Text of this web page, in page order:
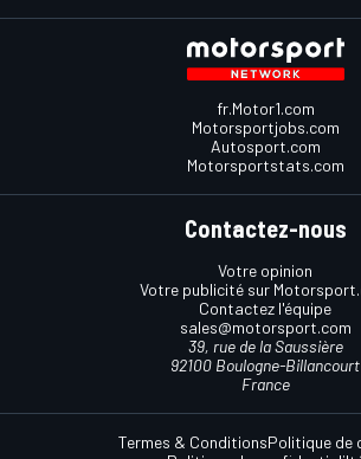
fr.Motor1.com
Motorsportjobs.com
Autosport.com
Motorsportstats.com
Contactez-nous
Votre opinion
Votre publicité sur
Contactez l'équipe
sales@motorsport.com
39, rue de la Saussière
92100 Boulogne-Billancourt
France
Termes & ConditionsPolitique de